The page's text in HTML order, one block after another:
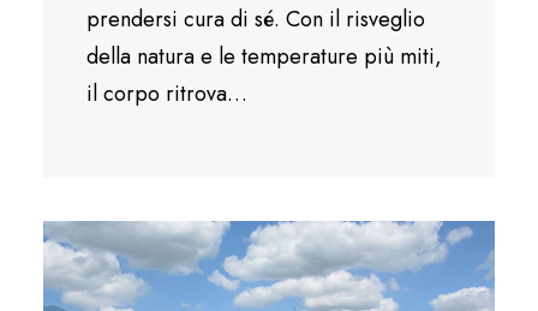
prendersi cura di sé. Con il risveglio
della natura e le temperature più miti,
il corpo ritrova…